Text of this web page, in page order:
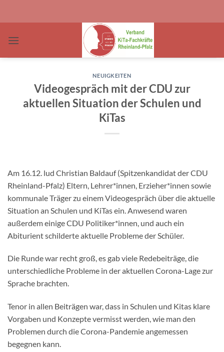
NEUIGKEITEN
Videogespräch mit der CDU zur
aktuellen Situation der Schulen und
KiTas
Am 16.12. lud Christian Baldauf (Spitzenkandidat der CDU
Rheinland-Pfalz) Eltern, Lehrer*innen, Erzieher*innen sowie
kommunale Träger zu einem Videogespräch über die aktuelle
Situation an Schulen und KiTas ein. Anwesend waren
außerdem einige CDU Politiker*innen, und auch ein
Abiturient schilderte aktuelle Probleme der Schüler.
Die Runde war recht groß, es gab viele Redebeiträge, die
unterschiedliche Probleme in der aktuellen Corona-Lage zur
Sprache brachten.
Tenor in allen Beiträgen war, dass in Schulen und Kitas klare
Vorgaben und Konzepte vermisst werden, wie man den
Problemen durch die Corona-Pandemie angemessen
begegnen kann.